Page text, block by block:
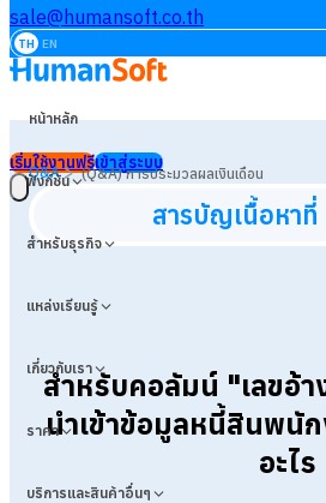
sale@humansoft.co.th
TH EN
หน้าหลัก
ฟังก์ชัน
สำหรับธุรกิจ
แหล่งเรียนรู้
เกี่ยวกับเรา
ราคา
บริการและสินค้าอื่นๆ
เริ่มใช้งานฟรีเข้าสู่ระบบ
Q&A>(Q&A) การประมวลผลเงินเดือน
สารบัญเนื้อหา
สำหรับคอลัมน์ "เลขอ้า
นำเข้าข้อมูลหนี้สินพนั
อะไร